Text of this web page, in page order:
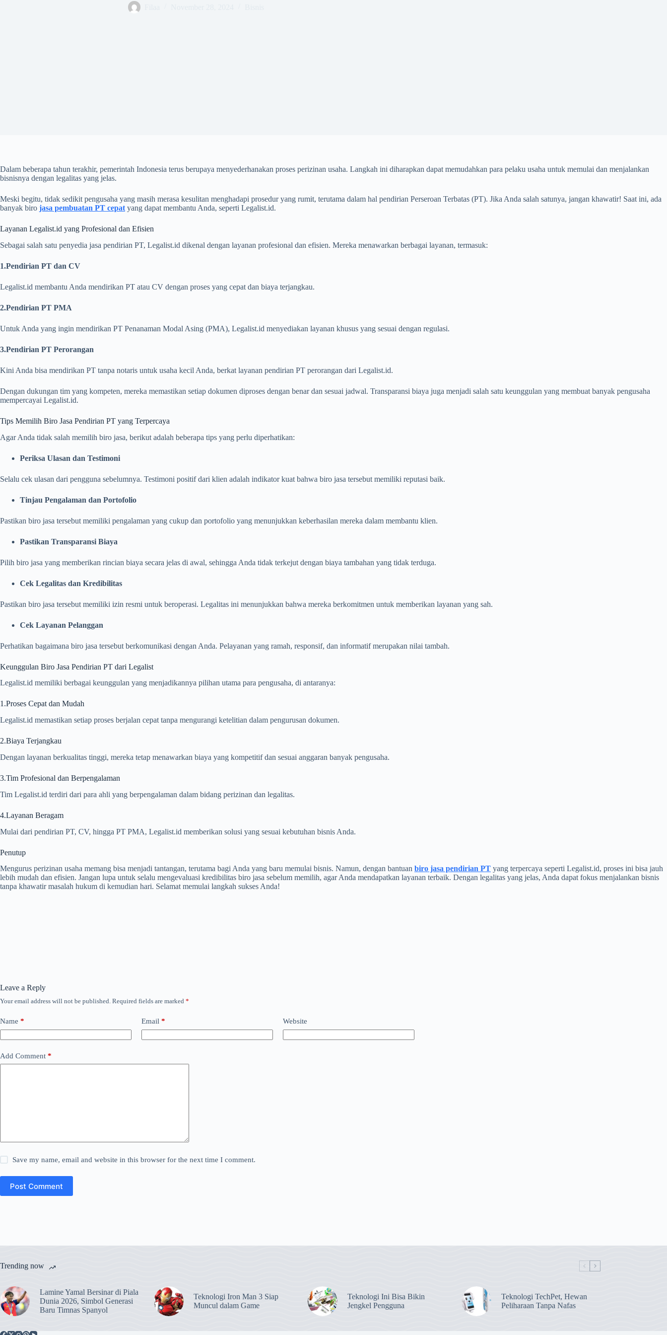
Dalam beberapa tahun terakhir, pemerintah Indonesia terus berupaya menyederhanakan proses perizinan usaha. Langkah ini diharapkan dapat memudahkan para pelaku usaha untuk memulai dan menjalankan
bisnisnya dengan legalitas yang jelas.
Meski begitu, tidak sedikit pengusaha yang masih merasa kesulitan menghadapi prosedur yang rumit, terutama dalam hal pendirian Perseroan Terbatas (PT). Jika Anda salah satunya, jangan khawatir! Saat ini, ada
banyak biro jasa pembuatan PT cepat yang dapat membantu Anda, seperti Legalist.id.
Layanan Legalist.id yang Profesional dan Efisien
Sebagai salah satu penyedia jasa pendirian PT, Legalist.id dikenal dengan layanan profesional dan efisien. Mereka menawarkan berbagai layanan, termasuk:
1.Pendirian PT dan CV
Legalist.id membantu Anda mendirikan PT atau CV dengan proses yang cepat dan biaya terjangkau.
2.Pendirian PT PMA
Untuk Anda yang ingin mendirikan PT Penanaman Modal Asing (PMA), Legalist.id menyediakan layanan khusus yang sesuai dengan regulasi.
3.Pendirian PT Perorangan
Kini Anda bisa mendirikan PT tanpa notaris untuk usaha kecil Anda, berkat layanan pendirian PT perorangan dari Legalist.id.
Dengan dukungan tim yang kompeten, mereka memastikan setiap dokumen diproses dengan benar dan sesuai jadwal. Transparansi biaya juga menjadi salah satu keunggulan yang membuat banyak pengusaha
mempercayai Legalist.id.
Tips Memilih Biro Jasa Pendirian PT yang Terpercaya
Agar Anda tidak salah memilih biro jasa, berikut adalah beberapa tips yang perlu diperhatikan:
Periksa Ulasan dan Testimoni
Selalu cek ulasan dari pengguna sebelumnya. Testimoni positif dari klien adalah indikator kuat bahwa biro jasa tersebut memiliki reputasi baik.
Tinjau Pengalaman dan Portofolio
Pastikan biro jasa tersebut memiliki pengalaman yang cukup dan portofolio yang menunjukkan keberhasilan mereka dalam membantu klien.
Pastikan Transparansi Biaya
Pilih biro jasa yang memberikan rincian biaya secara jelas di awal, sehingga Anda tidak terkejut dengan biaya tambahan yang tidak terduga.
Cek Legalitas dan Kredibilitas
Pastikan biro jasa tersebut memiliki izin resmi untuk beroperasi. Legalitas ini menunjukkan bahwa mereka berkomitmen untuk memberikan layanan yang sah.
Cek Layanan Pelanggan
Perhatikan bagaimana biro jasa tersebut berkomunikasi dengan Anda. Pelayanan yang ramah, responsif, dan informatif merupakan nilai tambah.
Keunggulan Biro Jasa Pendirian PT dari Legalist
Legalist.id memiliki berbagai keunggulan yang menjadikannya pilihan utama para pengusaha, di antaranya:
1.Proses Cepat dan Mudah
Legalist.id memastikan setiap proses berjalan cepat tanpa mengurangi ketelitian dalam pengurusan dokumen.
2.Biaya Terjangkau
Dengan layanan berkualitas tinggi, mereka tetap menawarkan biaya yang kompetitif dan sesuai anggaran banyak pengusaha.
3.Tim Profesional dan Berpengalaman
Tim Legalist.id terdiri dari para ahli yang berpengalaman dalam bidang perizinan dan legalitas.
4.Layanan Beragam
Mulai dari pendirian PT, CV, hingga PT PMA, Legalist.id memberikan solusi yang sesuai kebutuhan bisnis Anda.
Penutup
Mengurus perizinan usaha memang bisa menjadi tantangan, terutama bagi Anda yang baru memulai bisnis. Namun, dengan bantuan biro jasa pendirian PT yang terpercaya seperti Legalist.id, proses ini bisa jauh
lebih mudah dan efisien. Jangan lupa untuk selalu mengevaluasi kredibilitas biro jasa sebelum memilih, agar Anda mendapatkan layanan terbaik. Dengan legalitas yang jelas, Anda dapat fokus menjalankan bisnis
tanpa khawatir masalah hukum di kemudian hari. Selamat memulai langkah sukses Anda!
Leave a Reply
Your email address will not be published. Required fields are marked *
Name * Email * Website
Add Comment *
Save my name, email and website in this browser for the next time I comment.
Post Comment
Trending now
Lamine Yamal Bersinar di Piala
Dunia 2026, Simbol Generasi
Baru Timnas Spanyol
Teknologi Iron Man 3 Siap
Muncul dalam Game
Teknologi Ini Bisa Bikin
Jengkel Pengguna
Teknologi TechPet, Hewan
Peliharaan Tanpa Nafas